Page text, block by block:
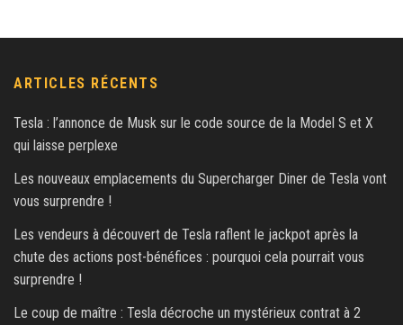
ARTICLES RÉCENTS
Tesla : l’annonce de Musk sur le code source de la Model S et X
qui laisse perplexe
Les nouveaux emplacements du Supercharger Diner de Tesla vont
vous surprendre !
Les vendeurs à découvert de Tesla raflent le jackpot après la
chute des actions post-bénéfices : pourquoi cela pourrait vous
surprendre !
Le coup de maître : Tesla décroche un mystérieux contrat à 2